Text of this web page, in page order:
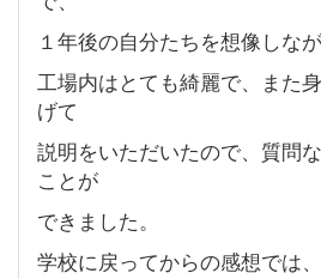
１年後の自分たちを想像しな
工場内はとても綺麗で、また
げて
説明をいただいたので、質問
ことが
できました。
学校に戻ってからの感想では